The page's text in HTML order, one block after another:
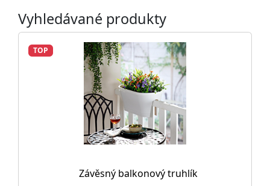
Vyhledávané produkty
TOP
Závěsný balkonový truhlík